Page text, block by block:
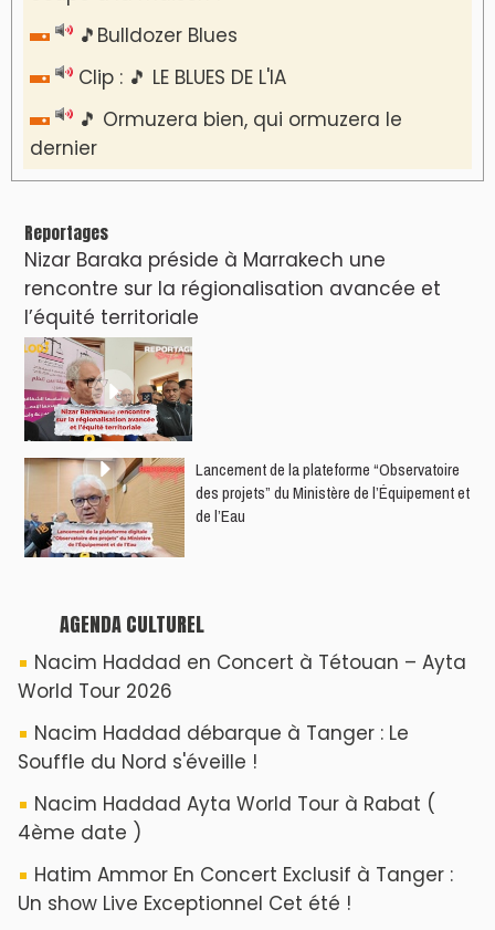
🎵Bulldozer Blues
Clip : 🎵 LE BLUES DE L'IA
🎵 Ormuzera bien, qui ormuzera le
dernier
Reportages
Nizar Baraka préside à Marrakech une
rencontre sur la régionalisation avancée et
l’équité territoriale
​Lancement de la plateforme “Observatoire
des projets” du Ministère de l’Équipement et
de l’Eau
AGENDA CULTUREL
Nacim Haddad en Concert à Tétouan – Ayta
World Tour 2026
Nacim Haddad débarque à Tanger : Le
Souffle du Nord s'éveille !
Nacim Haddad Ayta World Tour à Rabat (
4ème date )
Hatim Ammor En Concert Exclusif à Tanger :
Un show Live Exceptionnel Cet été !